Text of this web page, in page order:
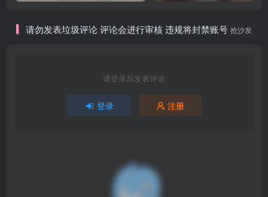
请勿发表垃圾评论 评论会进行审核 违规将封禁账号 抢沙发
请登录后发表评论
登录 注册